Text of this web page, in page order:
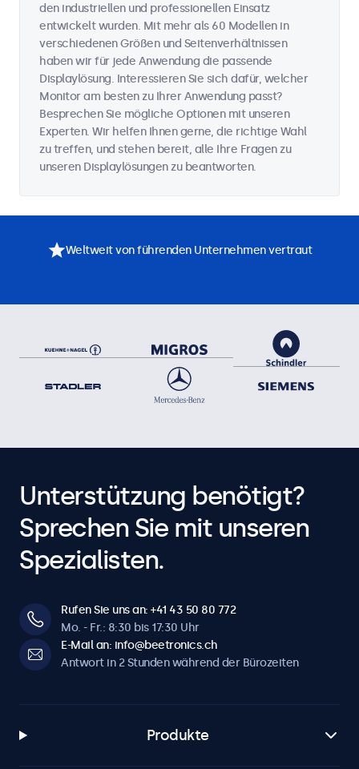
den industriellen und professionellen Einsatz
entwickelt wurden. Mit mehr als 60 Modellen in
verschiedenen Größen und Seitenverhältnissen
haben wir für jede Anwendung die passende
Displaylösung. Interessieren Sie sich dafür, welcher
Monitor am besten zu Ihrer Anwendung passt?
Besprechen Sie mögliche Optionen mit unseren
Experten. Wir helfen Ihnen gerne, die richtige Wahl
zu treffen, und stehen bereit, alle Ihre Fragen zu
unseren Displaylösungen zu beantworten.
Weltweit von führenden Unternehmen vertraut
Unterstützung benötigt?
Sprechen Sie mit unseren
Spezialisten.
Rufen Sie uns an: +41 43 50 80 772
Mo. - Fr.: 8:30 bis 17:30 Uhr
E-Mail an: info@beetronics.ch
Antwort in 2 Stunden während der Bürozeiten
Produkte